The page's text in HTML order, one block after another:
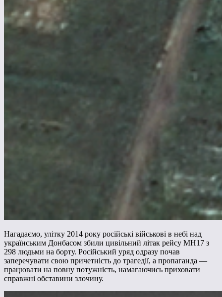
Нагадаємо, улітку 2014 року російські військові в небі над
українським Донбасом збили цивільний літак рейсу MH17 з
298 людьми на борту. Російський уряд одразу почав
заперечувати свою причетність до трагедії, а пропаганда —
працювати на повну потужність, намагаючись приховати
справжні обставини злочину.